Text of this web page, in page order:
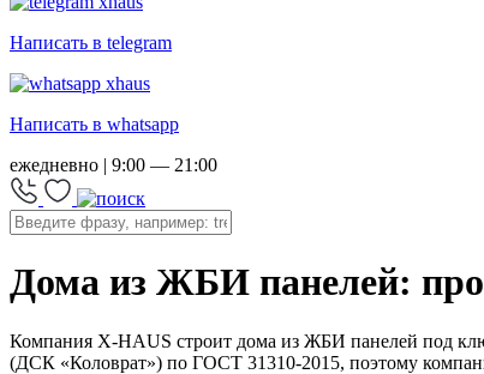
Написать в telegram
Написать в whatsapp
ежедневно | 9:00 — 21:00
Дома из ЖБИ панелей:
Компания X-HAUS строит дома из ЖБИ панелей под
(ДСК «Коловрат») по ГОСТ 31310-2015, поэтому